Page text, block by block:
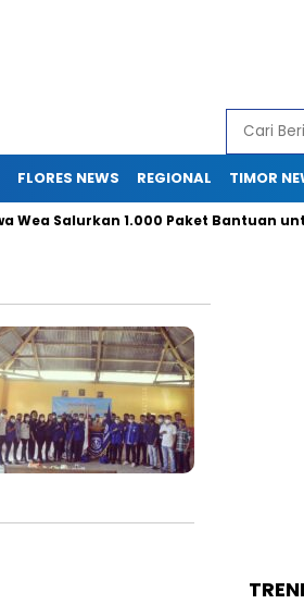
FLORES NEWS REGIONAL TIMOR
Salurkan 1.000 Paket Bantuan untuk